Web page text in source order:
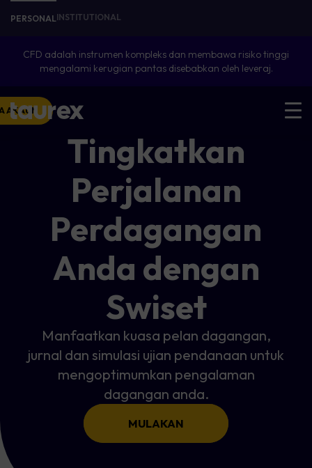
PERSONALINSTITUTIONAL
CFD adalah instrumen kompleks dan membawa risiko tinggi
mengalami kerugian pantas disebabkan oleh leveraj.
AKAUN
Tingkatkan
Perjalanan
Perdagangan
Anda dengan
Swiset
Manfaatkan kuasa pelan dagangan,
jurnal dan simulasi ujian pendanaan untuk
mengoptimumkan pengalaman
dagangan anda.
MULAKAN